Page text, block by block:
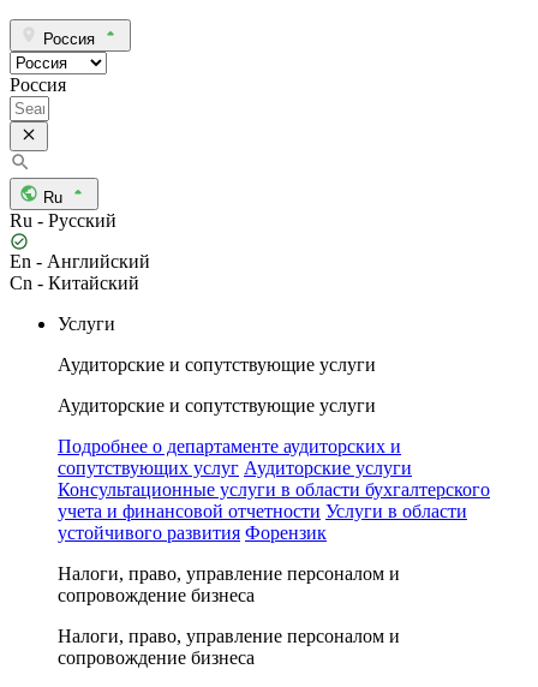
Россия
Россия
Ru
Ru - Русский
En - Английский
Cn - Китайский
Услуги
Аудиторские и сопутствующие услуги
Аудиторские и сопутствующие услуги
Подробнее о департаменте аудиторских и
сопутствующих услуг Аудиторские услуги
Консультационные услуги в области бухгалтерского
учета и финансовой отчетности Услуги в области
устойчивого развития Форензик
Налоги, право, управление персоналом и
сопровождение бизнеса
Налоги, право, управление персоналом и
сопровождение бизнеса